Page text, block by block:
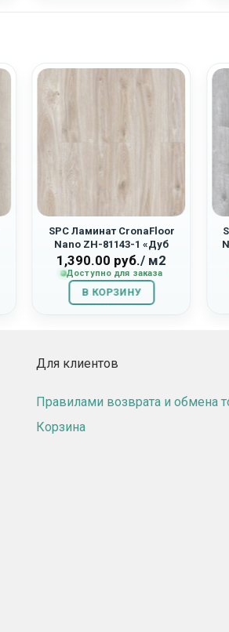
SPC Ламинат CronaFloor
Nano ZH-81143-1 «Дуб
Ампир»
1,390.00 руб./ м2
Доступно для заказа
В КОРЗИНУ
Для клиентов
Правилами возврата и обмена
Корзина